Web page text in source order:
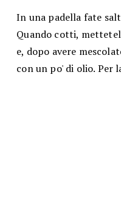
In una padella fate
Quando cotti,
e, dopo avere
con un po' di olio. Per